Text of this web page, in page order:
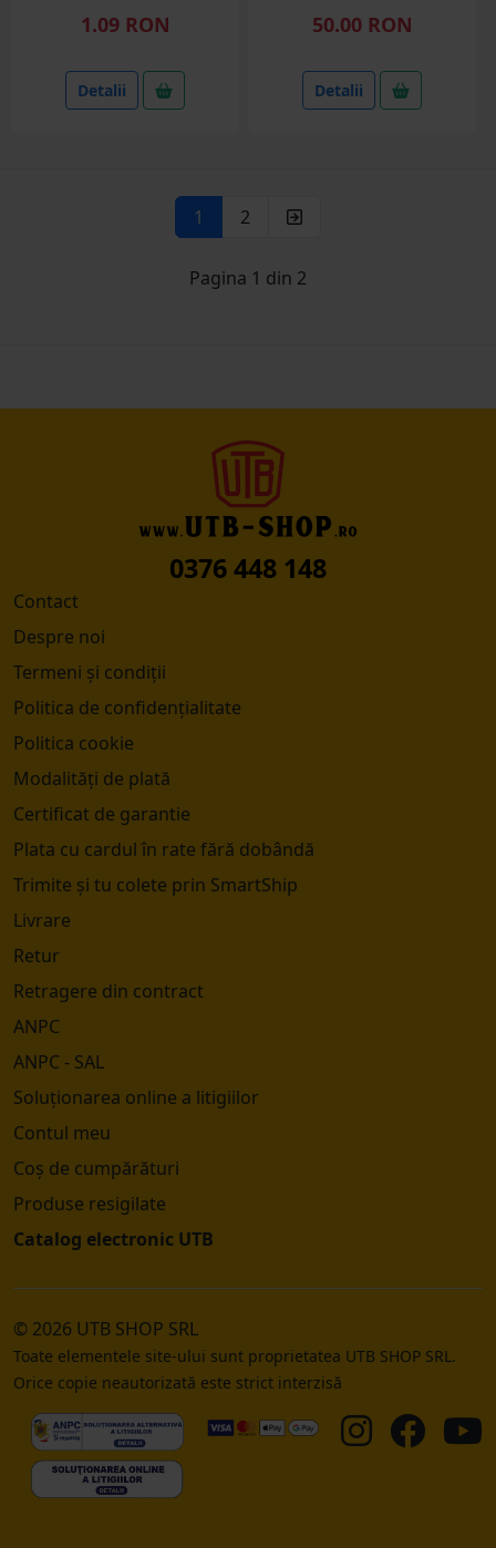
1.09 RON
Detalii
50.00 RON
Detalii
1 2
Pagina 1 din 2
0376 448 148
Contact
Despre noi
Termeni și condiții
Politica de confidențialitate
Politica cookie
Modalități de plată
Certificat de garantie
Plata cu cardul în rate fără dobândă
Trimite și tu colete prin SmartShip
Livrare
Retur
Retragere din contract
ANPC
ANPC - SAL
Soluționarea online a litigiilor
Contul meu
Coș de cumpărături
Produse resigilate
Catalog electronic UTB
© 2026 UTB SHOP SRL
Toate elementele site-ului sunt proprietatea UTB SHOP SRL.
Orice copie neautorizată este strict interzisă